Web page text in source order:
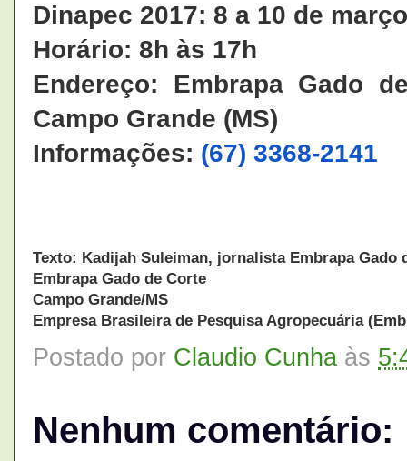
Dinapec 2017: 8 a 10 de março
Horário: 8h às 17h
Endereço: Embrapa Gado
Campo Grande (MS)
Informações: (67) 3368-2141
Texto: Kadijah Suleiman, jornalista Embrapa Gado
Embrapa Gado de Corte
Campo Grande/MS
Empresa Brasileira de Pesquisa Agropecuária
Postado por Claudio Cunha às
Nenhum comentário: